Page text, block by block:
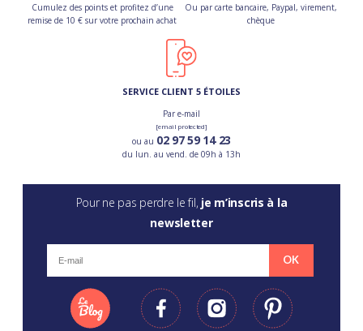
Cumulez des points et profitez d’une
remise de 10 € sur votre prochain achat
Ou par carte bancaire, Paypal, virement,
chèque
SERVICE CLIENT 5 ÉTOILES
Par e-mail
[email protected]
ou au 02 97 59 14 23
du lun. au vend. de 09h à 13h
Pour ne pas perdre le fil, je m’inscris à la
newsletter
OK